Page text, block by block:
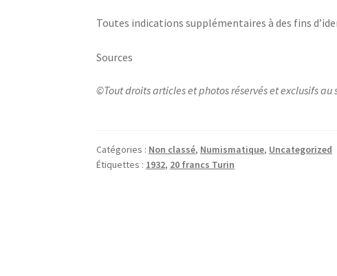
Toutes indications supplémentaires à des fins
Sources
©Tout droits articles et photos réservés et exclusifs
Catégories : Non classé, Numismatique, Uncategorized
Étiquettes : 1932, 20 francs Turin